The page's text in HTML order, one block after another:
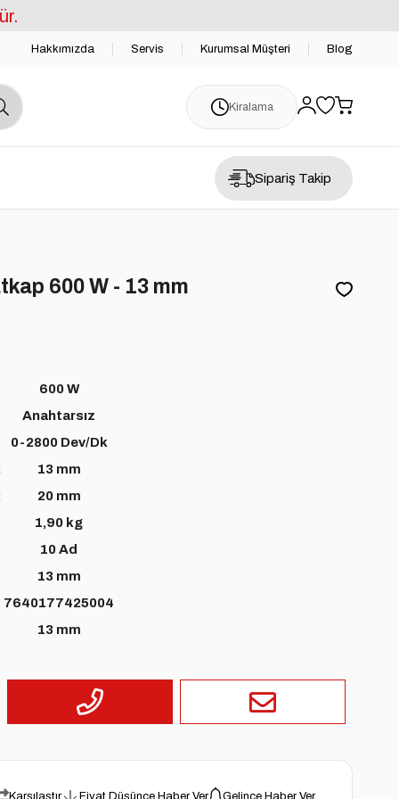
Hakkımızda Servis Kurumsal Müşteri Blog
Kiralama
Sipariş Takip
600 W - 13 mm
600 W
Anahtarsız
0-2800 Dev/Dk
13 mm
20 mm
1,90 kg
10 Ad
13 mm
7640177425004
13 mm
Karşılaştır Fiyat Düşünce Haber Ver Gelince Haber Ver